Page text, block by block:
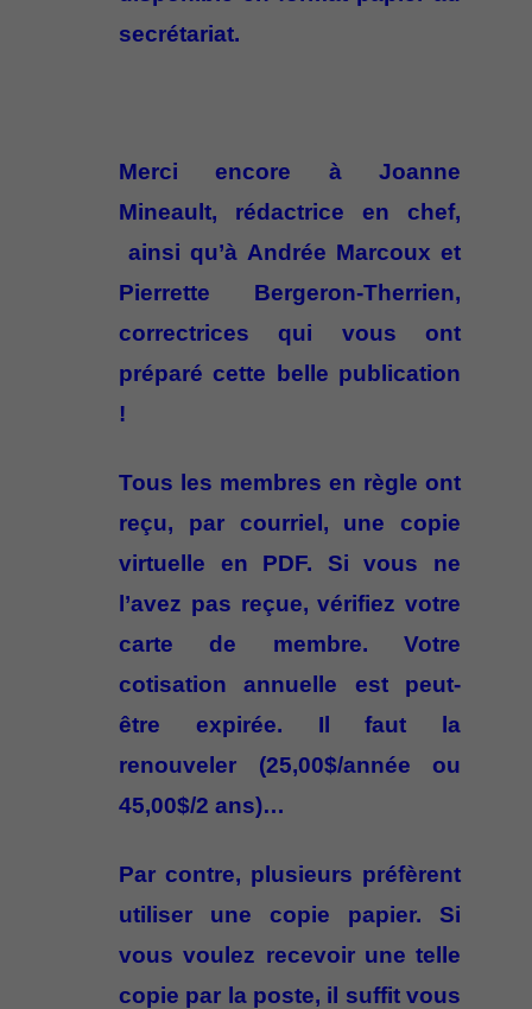
secrétariat.
Merci encore à Joanne
Mineault, rédactrice en chef,
ainsi qu’à Andrée Marcoux et
Pierrette Bergeron-Therrien,
correctrices qui vous ont
préparé cette belle publication
!
Tous les membres en règle ont
reçu, par courriel, une copie
virtuelle en PDF. Si vous ne
l’avez pas reçue, vérifiez votre
carte de membre. Votre
cotisation annuelle est peut-
être expirée. Il faut la
renouveler (25,00$/année ou
45,00$/2 ans)…
Par contre, plusieurs préfèrent
utiliser une copie papier. Si
vous voulez recevoir une telle
copie par la poste, il suffit vous